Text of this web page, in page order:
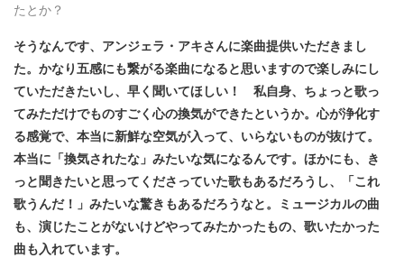
たとか？
そうなんです、アンジェラ・アキさんに楽曲提供いただきまし
た。かなり五感にも繋がる楽曲になると思いますので楽しみにし
ていただきたいし、早く聞いてほしい！ 私自身、ちょっと歌っ
てみただけでものすごく心の換気ができたというか。心が浄化す
る感覚で、本当に新鮮な空気が入って、いらないものが抜けて。
本当に「換気されたな」みたいな気になるんです。ほかにも、き
っと聞きたいと思ってくださっていた歌もあるだろうし、「これ
歌うんだ！」みたいな驚きもあるだろうなと。ミュージカルの曲
も、演じたことがないけどやってみたかったもの、歌いたかった
曲も入れています。